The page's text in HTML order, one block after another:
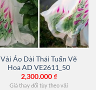
Vải Áo Dài Thái Tuấn Vẽ
Hoa AD VE2611_50
2,300.000₫
Giá thay đổi tùy theo vải